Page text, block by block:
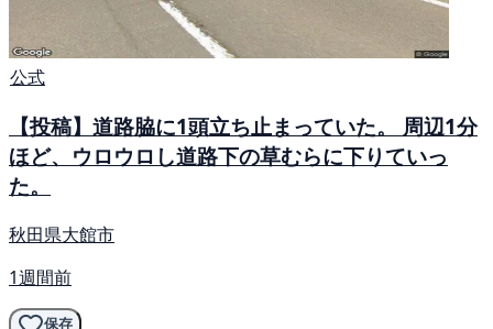
公式
【投稿】道路脇に1頭立ち止まっていた。 周辺1分
ほど、ウロウロし道路下の草むらに下りていっ
た。
秋田県大館市
1週間前
保存